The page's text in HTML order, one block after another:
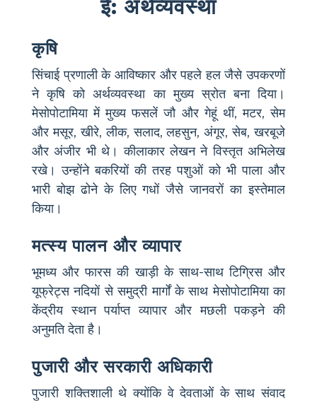
ई: अर्थव्यवस्था
कृषि
सिंचाई प्रणाली के आविष्कार और पहले हल जैसे उपकरणों
ने कृषि को अर्थव्यवस्था का मुख्य स्रोत बना दिया।
मेसोपोटामिया में मुख्य फसलें जौ और गेहूं थीं, मटर, सेम
और मसूर, खीरे, लीक, सलाद, लहसुन, अंगूर, सेब, खरबूजे
और अंजीर भी थे। कीलाकार लेखन ने विस्तृत अभिलेख
रखे। उन्होंने बकरियों की तरह पशुओं को भी पाला और
भारी बोझ ढोने के लिए गधों जैसे जानवरों का इस्तेमाल
किया।
मत्स्य पालन और व्यापार
भूमध्य और फारस की खाड़ी के साथ-साथ टिग्रिस और
यूफ्रेट्स नदियों से समुद्री मार्गों के साथ मेसोपोटामिया का
केंद्रीय स्थान पर्याप्त व्यापार और मछली पकड़ने की
अनुमति देता है।
पुजारी और सरकारी अधिकारी
पुजारी शक्तिशाली थे क्योंकि वे देवताओं के साथ संवाद